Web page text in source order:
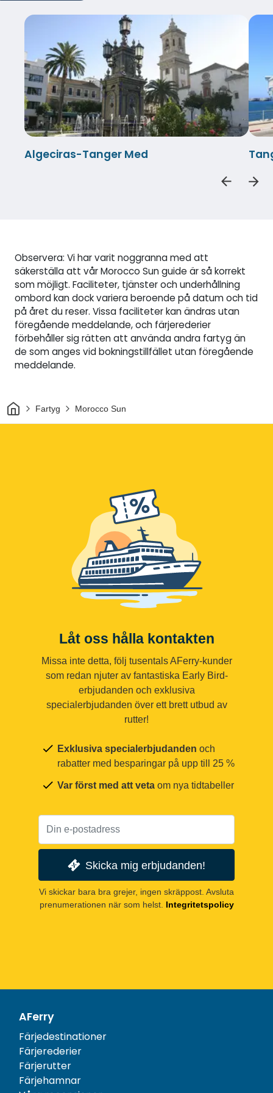
Algeciras-Tanger Med
Observera: Vi har varit noggranna med att
säkerställa att vår Morocco Sun guide är så korrekt
som möjligt. Faciliteter, tjänster och underhållning
ombord kan dock variera beroende på datum och tid
på året du reser. Vissa faciliteter kan ändras utan
föregående meddelande, och färjerederier
förbehåller sig rätten att använda andra fartyg än
de som anges vid bokningstillfället utan föregående
meddelande.
HemFartyg Morocco Sun
Låt oss hålla kontakten
Missa inte detta, följ tusentals AFerry-kunder
som redan njuter av fantastiska Early Bird-
erbjudanden och exklusiva
specialerbjudanden över ett brett utbud av
rutter!
Exklusiva specialerbjudanden och
rabatter med besparingar på upp till 25 %
Var först med att veta om nya tidtabeller
Skicka mig erbjudanden!
Vi skickar bara bra grejer, ingen skräppost. Avsluta
prenumerationen när som helst. Integritetspolicy
AFerry
Färjedestinationer
Färjerederier
Färjerutter
Färjehamnar